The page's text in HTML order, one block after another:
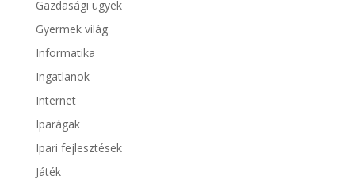
Gazdasági ügyek
Gyermek világ
Informatika
Ingatlanok
Internet
Iparágak
Ipari fejlesztések
Játék